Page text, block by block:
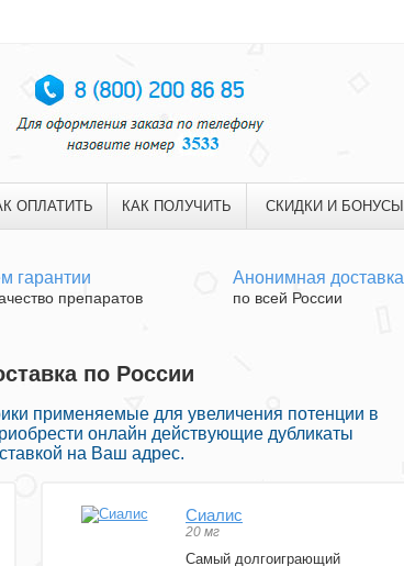
ОПЛАТИТЬ КАК ПОЛУЧИТЬ СКИДКИ И БОНУСЫ
гарантии
препаратов
Анонимная доставка
по всей России
по России
применяемые для увеличения потенции в
онлайн действующие дубликаты
на Ваш адрес.
Сиалис
20 мг
Самый долгоиграющий